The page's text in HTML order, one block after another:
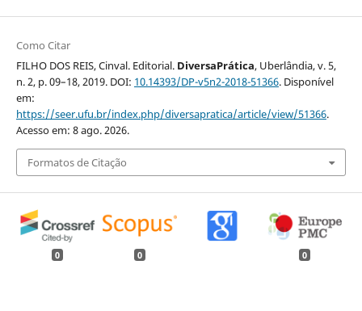
Como Citar
FILHO DOS REIS, Cinval. Editorial. DiversaPrática, Uberlândia, v. 5,
n. 2, p. 09–18, 2019. DOI: 10.14393/DP-v5n2-2018-51366. Disponível
em:
https://seer.ufu.br/index.php/diversapratica/article/view/51366.
Acesso em: 8 ago. 2026.
Formatos de Citação
0 0 0